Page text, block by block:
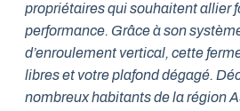
propriétaires qui souhaitent allier
performance. Grâce à son
d’enroulement vertical, cette
libres et votre plafond dégagé.
nombreux habitants de la région